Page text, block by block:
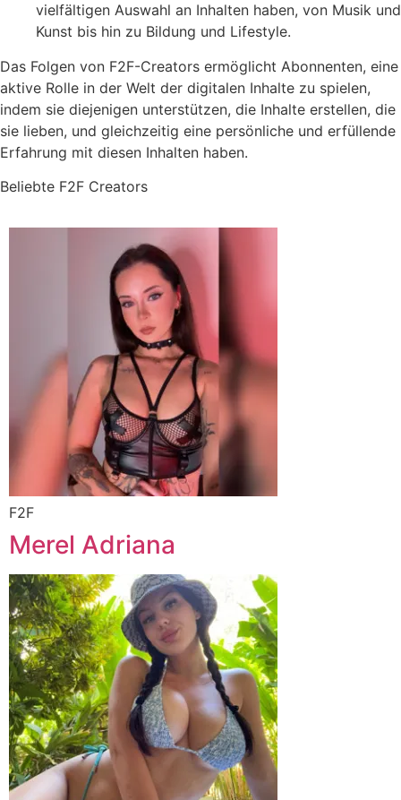
vielfältigen Auswahl an Inhalten haben, von Musik und
Kunst bis hin zu Bildung und Lifestyle.
Das Folgen von F2F-Creators ermöglicht Abonnenten, eine
aktive Rolle in der Welt der digitalen Inhalte zu spielen,
indem sie diejenigen unterstützen, die Inhalte erstellen, die
sie lieben, und gleichzeitig eine persönliche und erfüllende
Erfahrung mit diesen Inhalten haben.
Beliebte F2F Creators
F2F
Merel Adriana